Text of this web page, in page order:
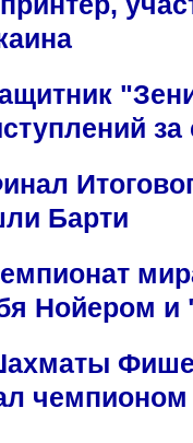
Барти
Нойером и